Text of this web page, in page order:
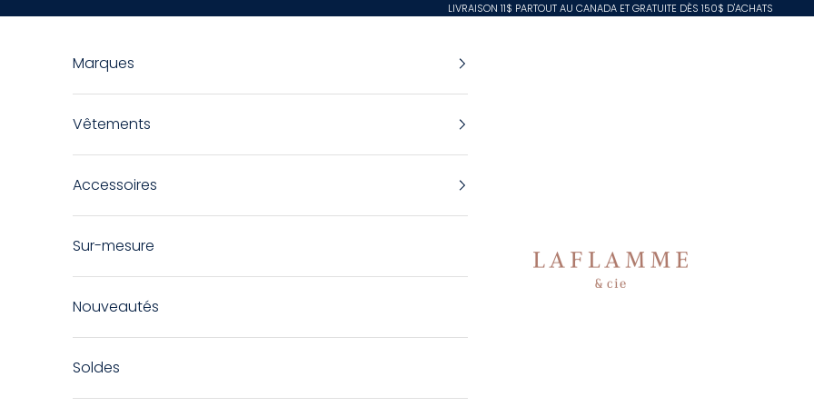
LIVRAISON 11$ PARTOUT AU CANADA ET GRATUITE DÈS 150$ D'ACHATS
Laflamme & Cie
Marques
Vêtements
Accessoires
Sur-mesure
Nouveautés
Soldes